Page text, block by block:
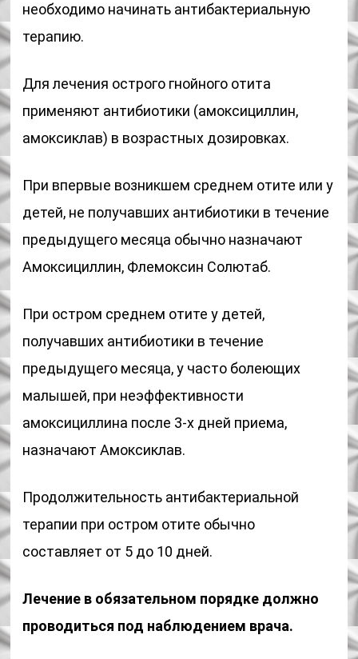
необходимо начинать антибактериальную
терапию.
Для лечения острого гнойного отита
применяют антибиотики (амоксициллин,
амоксиклав) в возрастных дозировках.
При впервые возникшем среднем отите или у
детей, не получавших антибиотики в течение
предыдущего месяца обычно назначают
Амоксициллин, Флемоксин Солютаб.
При остром среднем отите у детей,
получавших антибиотики в течение
предыдущего месяца, у часто болеющих
малышей, при неэффективности
амоксициллина после 3-х дней приема,
назначают Амоксиклав.
Продолжительность антибактериальной
терапии при остром отите обычно
составляет от 5 до 10 дней.
Лечение в обязательном порядке должно
проводиться под наблюдением врача.